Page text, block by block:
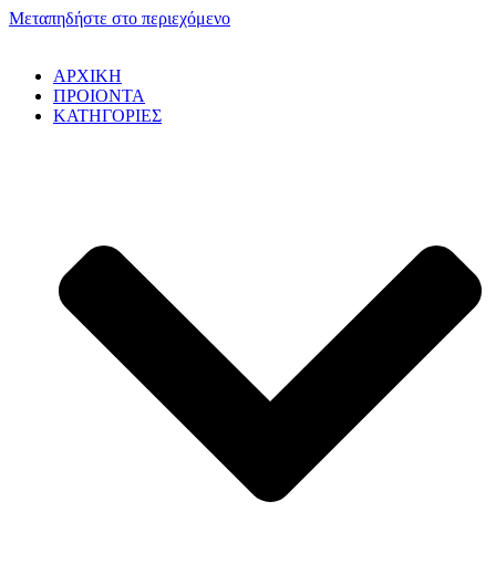
Μεταπηδήστε στο περιεχόμενο
ΑΡΧΙΚΗ
ΠΡΟΙΟΝΤΑ
ΚΑΤΗΓΟΡΙΕΣ